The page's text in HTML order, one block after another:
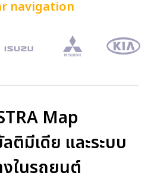
navigation
Map
ติมีเดีย และระบบ
ในรถยนต์